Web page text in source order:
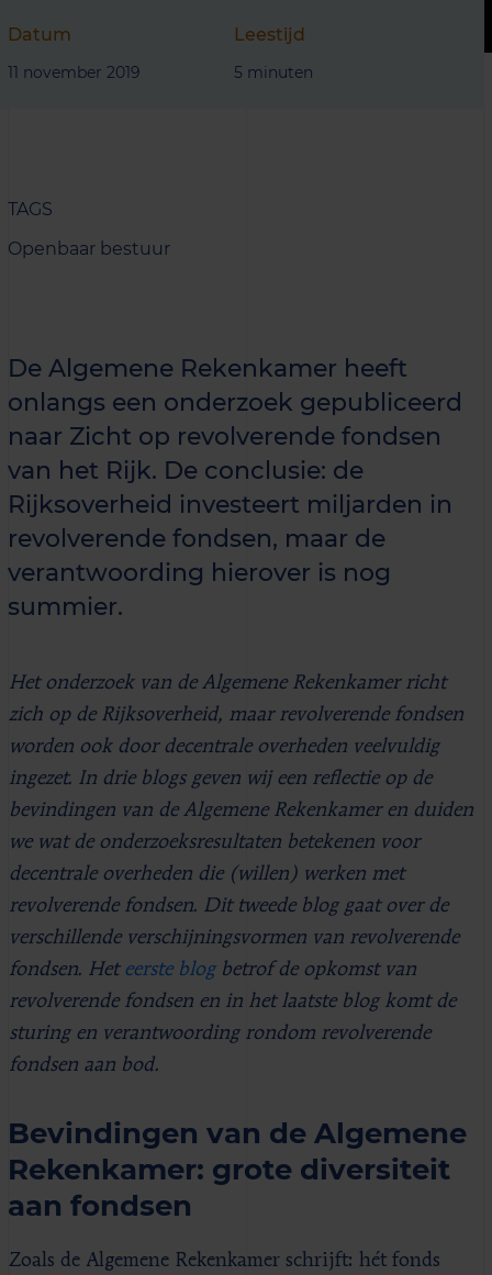
Datum
11 november 2019
Leestijd
5 minuten
TAGS
Openbaar bestuur
De Algemene Rekenkamer heeft
onlangs een onderzoek gepubliceerd
naar Zicht op revolverende fondsen
van het Rijk. De conclusie: de
Rijksoverheid investeert miljarden in
revolverende fondsen, maar de
verantwoording hierover is nog
summier.
Het onderzoek van de Algemene Rekenkamer richt
zich op de Rijksoverheid, maar revolverende fondsen
worden ook door decentrale overheden veelvuldig
ingezet. In drie blogs geven wij een reflectie op de
bevindingen van de Algemene Rekenkamer en duiden
we wat de onderzoeksresultaten betekenen voor
decentrale overheden die (willen) werken met
revolverende fondsen. Dit tweede blog gaat over de
verschillende verschijningsvormen van revolverende
fondsen. Het eerste blogbetrof de opkomst van
revolverende fondsen en in het laatste blog komt de
sturing en verantwoording rondom revolverende
fondsen aan bod.
Bevindingen van de Algemene
Rekenkamer: grote diversiteit
aan fondsen
Zoals de Algemene Rekenkamer schrijft: hét fonds